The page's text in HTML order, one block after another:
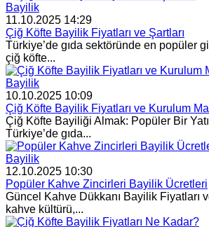
Bayilik
11.10.2025 14:29
Çiğ Köfte Bayilik Fiyatları ve Şartları
Türkiye’de gıda sektöründe en popüler
çiğ köfte...
Bayilik
10.10.2025 10:09
Çiğ Köfte Bayilik Fiyatları ve Kurulum
Çiğ Köfte Bayiliği Almak: Popüler Bir
Türkiye’de gıda...
Bayilik
12.10.2025 10:30
Popüler Kahve Zincirleri Bayilik Ücretleri
Güncel Kahve Dükkanı Bayilik Fiyatları
kahve kültürü,...